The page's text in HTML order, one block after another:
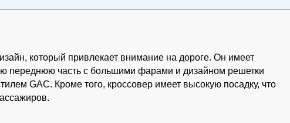
который привлекает внимание на дороге. Он имеет
переднюю часть с большими фарами и дизайном решетки
GAC. Кроме того, кроссовер имеет высокую посадку, что